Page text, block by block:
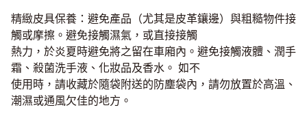
精緻皮具保養：避免產品（尤其是皮革鑲邊）與粗糙物件接
觸或摩擦。避免接觸濕氣，或直接接觸
熱力，於炎夏時避免將之留在車廂內。避免接觸液體、潤手
霜、殺菌洗手液、化妝品及香水。 如不
使用時，請收藏於隨袋附送的防塵袋內，請勿放置於高溫、
潮濕或通風欠佳的地方。